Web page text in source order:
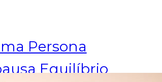
Persona
Equilíbrio